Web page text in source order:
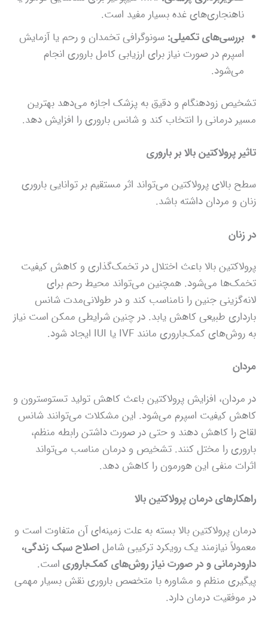
ناهنجاری‌های غده بسیار مفید است.
بررسی‌های تکمیلی: سونوگرافی تخمدان و رحم یا آزمایش
اسپرم در صورت نیاز برای ارزیابی کامل باروری انجام
می‌شود.
تشخیص زودهنگام و دقیق به پزشک اجازه می‌دهد بهترین
مسیر درمانی را انتخاب کند و شانس باروری را افزایش دهد.
تاثیر پرولاکتین بالا بر باروری
سطح بالای پرولاکتین می‌تواند اثر مستقیم بر توانایی باروری
زنان و مردان داشته باشد.
در زنان
پرولاکتین بالا باعث اختلال در تخمک‌گذاری و کاهش کیفیت
تخمک‌ها می‌شود. همچنین می‌تواند محیط رحم برای
لانه‌گزینی جنین را نامناسب کند و در طولانی‌مدت شانس
بارداری طبیعی کاهش یابد. در چنین شرایطی ممکن است نیاز
به روش‌های کمک‌باروری مانند IVF یا IUI ایجاد شود.
مردان
در مردان، افزایش پرولاکتین باعث کاهش تولید تستوسترون و
کاهش کیفیت اسپرم می‌شود. این مشکلات می‌توانند شانس
لقاح را کاهش دهند و حتی در صورت داشتن رابطه منظم،
باروری را مختل کنند. تشخیص و درمان مناسب می‌تواند
اثرات منفی این هورمون را کاهش دهد.
راهکارهای درمان پرولاکتین بالا
درمان پرولاکتین بالا بسته به علت زمینه‌ای آن متفاوت است و
معمولاً نیازمند یک رویکرد ترکیبی شاملاصلاح سبک زندگی،
دارودرمانی و در صورت نیاز روش‌های کمک‌باروری است.
پیگیری منظم و مشاوره با متخصص باروری نقش بسیار مهمی
در موفقیت درمان دارد.